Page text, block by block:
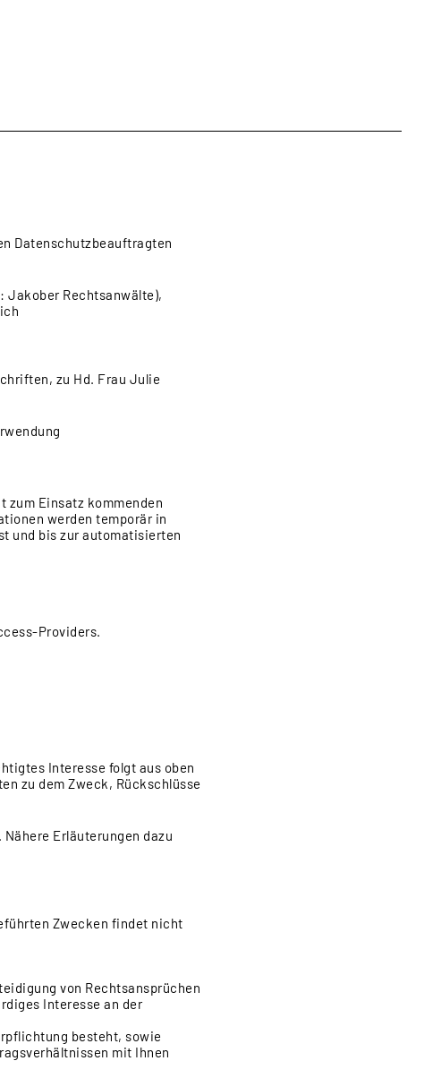
Datenschutzbeauftragten
Jakober Rechtsanwälte),
zu Hd. Frau Julie
zum Einsatz kommenden
werden temporär in
und bis zur automatisierten
Providers.
Interesse folgt aus oben
zu dem Zweck, Rückschlüsse
Erläuterungen dazu
Zwecken findet nicht
von Rechtsansprüchen
Interesse an der
besteht, sowie
mit Ihnen